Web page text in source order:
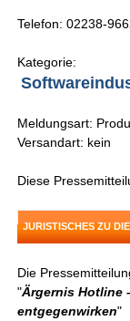
Telefon: 02238-
Kategorie:
Meldungsart:
Versandart: kein
Diese
JURISTISCHES ZU
Die
"Ärgernis Hotline
entgegenwirken"